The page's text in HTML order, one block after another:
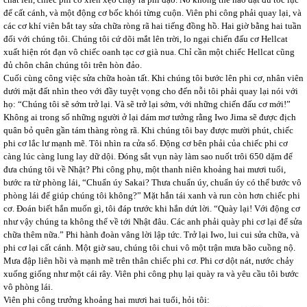
để cất cánh, và một động cơ bốc khói từng cuộn. Viên phi công phải quay lại, và
các cơ khí viên bắt tay sửa chữa ròng rã hai tiếng đồng hồ. Hai giờ bằng hai tuần
đối với chúng tôi. Chúng tôi cứ dõi mắt lên trời, lo ngại chiến đấu cơ Hellcat
xuất hiện rót đạn vô chiếc oanh tạc cơ già nua. Chỉ cần một chiếc Hellcat cũng
đủ chôn chân chúng tôi trên hòn đảo.
Cuối cùng công việc sửa chữa hoàn tất. Khi chúng tôi bước lên phi cơ, nhân viên
dưới mặt đất nhìn theo với đầy tuyệt vọng cho đến nỗi tôi phải quay lại nói với
họ: “Chúng tôi sẽ sớm trở lại. Và sẽ trở lại sớm, với những chiến đấu cơ mới!”
Không ai trong số những người ở lại dám mơ tưởng rằng Iwo Jima sẽ được địch
quân bỏ quên gần tám thàng ròng rã. Khi chúng tôi bay được mười phút, chiếc
phi cơ lắc lư mạnh mẽ. Tôi nhìn ra cửa sổ. Động cơ bên phải của chiếc phi cơ
càng lúc càng lung lay dữ dội. Đóng sắt vụn này làm sao nuốt trôi 650 dặm để
đưa chúng tôi về Nhật? Phi công phụ, một thanh niên khoảng hai mươi tuổi,
bước ra từ phòng lái, “Chuẩn úy Sakai? Thưa chuẩn úy, chuẩn úy có thể bước vô
phòng lái để giúp chúng tôi không?” Mặt hắn tái xanh và run còn hơn chiếc phi
cơ. Đoán biết hắn muốn gì, tôi đáp trước khi hắn dứt lời. “Quày lại! Với động cơ
như vậy chúng ta không thể về tới Nhật đâu. Các anh phải quày phi cơ lại để sửa
chữa thêm nữa.” Phi hành đoàn vâng lời lập tức. Trở lại Iwo, lui cui sửa chữa, và
phi cơ lại cất cánh. Một giờ sau, chúng tôi chui vô một trận mưa bão cuồng nộ.
Mưa đập liên hồi và mạnh mẽ trên thân chiếc phi cơ. Phi cơ dột nát, nước chảy
xuống giống như một cái rây. Viên phi công phụ lại quày ra và yêu cầu tôi bước
vô phòng lái.
Viên phi công trưởng khoảng hai mươi hai tuổi, hỏi tôi: